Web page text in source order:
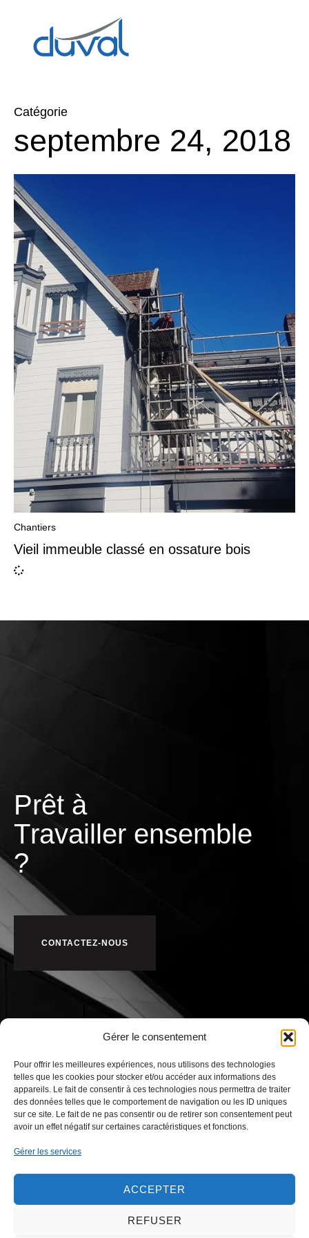
Gérer le consentement
Pour offrir les meilleures expériences, nous utilisons des technologies
telles que les cookies pour stocker et/ou accéder aux informations des
appareils. Le fait de consentir à ces technologies nous permettra de traiter
des données telles que le comportement de navigation ou les ID uniques
sur ce site. Le fait de ne pas consentir ou de retirer son consentement peut
avoir un effet négatif sur certaines caractéristiques et fonctions.
Gérer les services
ACCEPTER
REFUSER
Catégorie
septembre 24, 2018
Chantiers
Vieil immeuble classé en ossature bois
Prêt à
Travailler
ensemble ?
CONTACTEZ-NOUS